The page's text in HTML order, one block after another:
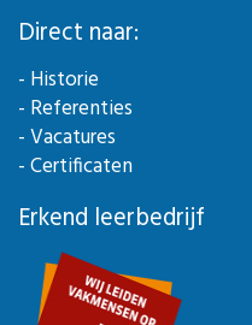
Direct naar:
- Historie
- Referenties
- Vacatures
- Certificaten
Erkend leerbedrijf